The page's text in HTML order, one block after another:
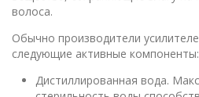
волоса.
Обычно производители
следующие активные компоненты:
Дистиллированная вода.